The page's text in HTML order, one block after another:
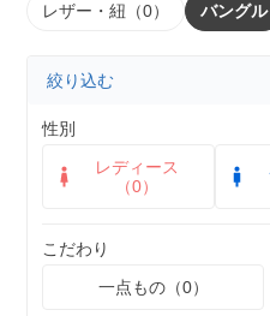
レザー・紐（0） バングル
絞り込む
性別
レディース
（0）
こだわり
一点もの（0）